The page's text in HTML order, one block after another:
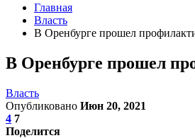
Главная
Власть
В Оренбурге прошел
В Оренбурге прошел
Власть
Опубликовано Июн 20, 2021
4 7
Поделится